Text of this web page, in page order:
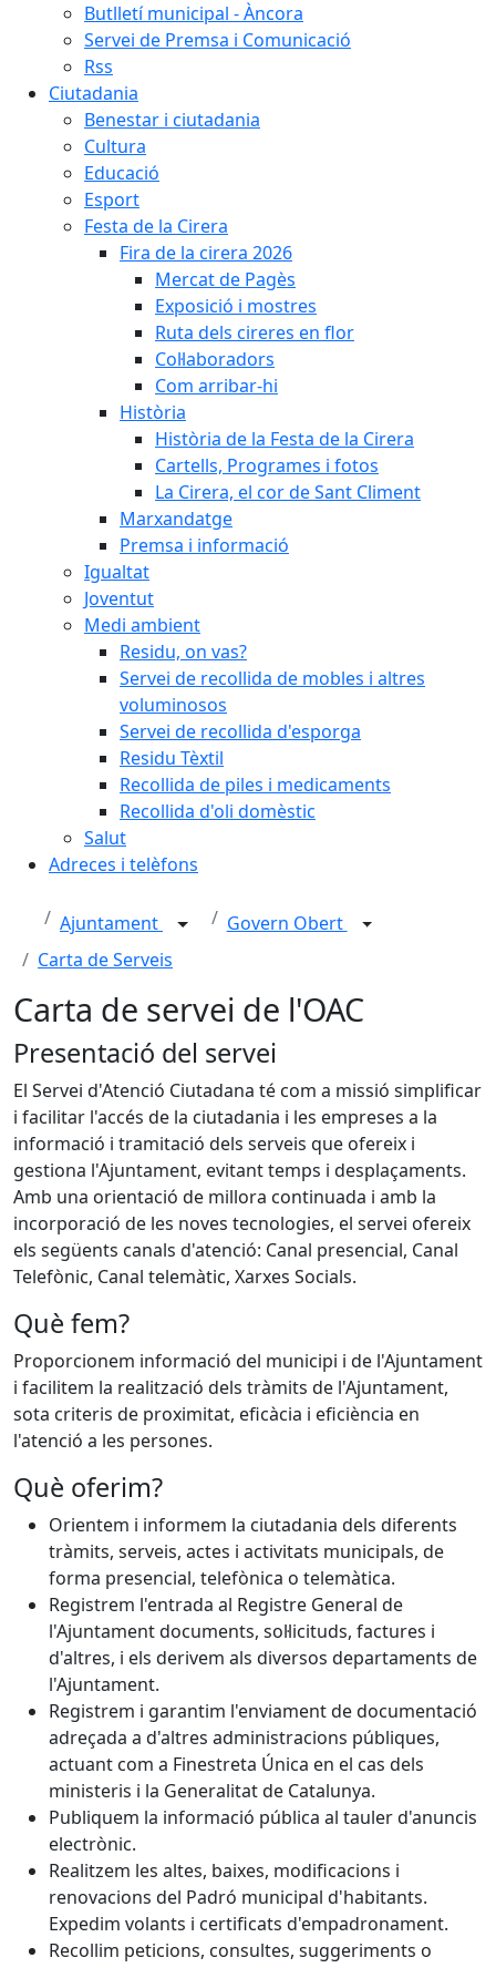
Butlletí municipal - Àncora
Servei de Premsa i Comunicació
Rss
Ciutadania
Benestar i ciutadania
Cultura
Educació
Esport
Festa de la Cirera
Fira de la cirera 2026
Mercat de Pagès
Exposició i mostres
Ruta dels cireres en flor
Col·laboradors
Com arribar-hi
Història
Història de la Festa de la Cirera
Cartells, Programes i fotos
La Cirera, el cor de Sant Climent
Marxandatge
Premsa i informació
Igualtat
Joventut
Medi ambient
Residu, on vas?
Servei de recollida de mobles i altres
voluminosos
Servei de recollida d'esporga
Residu Tèxtil
Recollida de piles i medicaments
Recollida d'oli domèstic
Salut
Adreces i telèfons
Ajuntament
Govern Obert
Carta de Serveis
Carta de servei de l'OAC
Presentació del servei
El Servei d'Atenció Ciutadana té com a missió simplificar
i facilitar l'accés de la ciutadania i les empreses a la
informació i tramitació dels serveis que ofereix i
gestiona l'Ajuntament, evitant temps i desplaçaments.
Amb una orientació de millora continuada i amb la
incorporació de les noves tecnologies, el servei ofereix
els següents canals d'atenció: Canal presencial, Canal
Telefònic, Canal telemàtic, Xarxes Socials.
Què fem?
Proporcionem informació del municipi i de l'Ajuntament
i facilitem la realització dels tràmits de l'Ajuntament,
sota criteris de proximitat, eficàcia i eficiència en
l'atenció a les persones.
Què oferim?
Orientem i informem la ciutadania dels diferents
tràmits, serveis, actes i activitats municipals, de
forma presencial, telefònica o telemàtica.
Registrem l'entrada al Registre General de
l'Ajuntament documents, sol·licituds, factures i
d'altres, i els derivem als diversos departaments de
l'Ajuntament.
Registrem i garantim l'enviament de documentació
adreçada a d'altres administracions públiques,
actuant com a Finestreta Única en el cas dels
ministeris i la Generalitat de Catalunya.
Publiquem la informació pública al tauler d'anuncis
electrònic.
Realitzem les altes, baixes, modificacions i
renovacions del Padró municipal d'habitants.
Expedim volants i certificats d'empadronament.
Recollim peticions, consultes, suggeriments o